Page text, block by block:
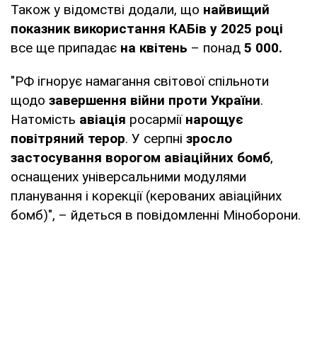
Також у відомстві додали, що найвищий
показник використання КАБів у 2025 році
все ще припадає на квітень – понад 5 000.
"РФ ігнорує намагання світової спільноти
щодо завершення війни проти України.
Натомість авіація росармії нарощує
повітряний терор. У серпні зросло
застосування ворогом авіаційних бомб,
оснащених універсальними модулями
планування і корекції (керованих авіаційних
бомб)", – йдеться в повідомленні Міноборони.